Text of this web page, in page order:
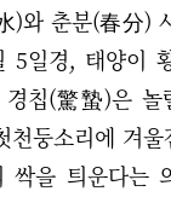
)와 춘분(春分)
5일경, 태양이
칩(驚蟄)은 놀
둥소리에 겨
싹을 틔운다는